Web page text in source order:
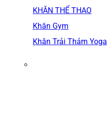
KHĂN THỂ THAO
Khăn Gym
Khăn Trải Thảm Yoga